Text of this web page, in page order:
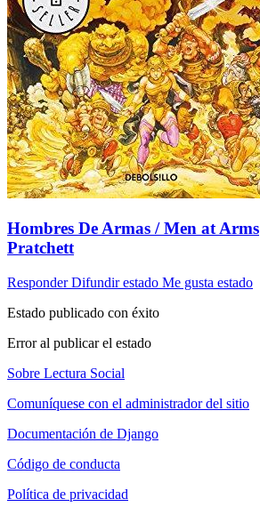
Hombres De Armas / Men at Arms
Pratchett
Responder Difundir estado Me gusta estado
Estado publicado con éxito
Error al publicar el estado
Sobre Lectura Social
Comuníquese con el administrador del sitio
Documentación de Django
Código de conducta
Política de privacidad